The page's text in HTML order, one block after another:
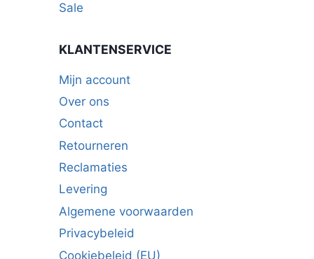
Sale
KLANTENSERVICE
Mijn account
Over ons
Contact
Retourneren
Reclamaties
Levering
Algemene voorwaarden
Privacybeleid
Cookiebeleid (EU)